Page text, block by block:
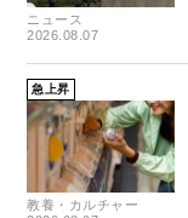
ニュース
2026.08.07
急上昇
教養・カルチャー